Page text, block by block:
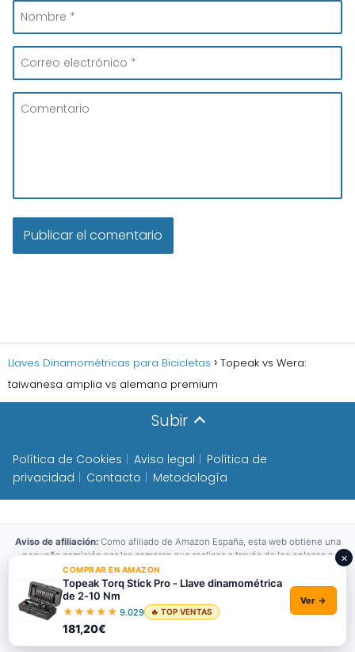
Llaves Dinamométricas para Bicicletas
Topeak vs Wera:
taiwanesa amplia vs alemana premium
Subir
Política de Cookies Aviso legal
Política de
privacidad
Contacto Metodología
Aviso de afiliación:Como afiliado de Amazon España, esta web obtiene una
pequeña comisión por las compras que realices a través de los enlaces a
sin coste adicional para ti
. El precio del producto es el mismo que
verías directamente en Amazon. Esto nos permite mantener la web
actualizada y seguir publicando contenido útil.
Los precios y la disponibilidad pueden cambiar. Información actualizada en
×
COMPRAR EN AMAZON
Topeak Torq Stick Pro - Llave dinamométrica
de 2-10 Nm
★★★★★ 9.029 🔥 TOP VENTAS
181,20€
Ver →